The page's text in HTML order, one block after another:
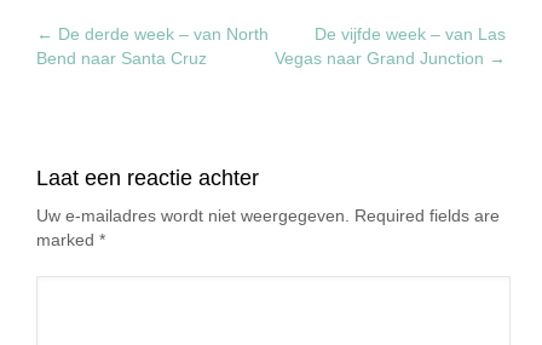
← De derde week – van North
Bend naar Santa Cruz
De vijfde week – van Las
Vegas naar Grand Junction →
Laat een reactie achter
Uw e-mailadres wordt niet weergegeven. Required fields are
marked *